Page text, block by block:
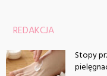
REDAKCJA
Stopy